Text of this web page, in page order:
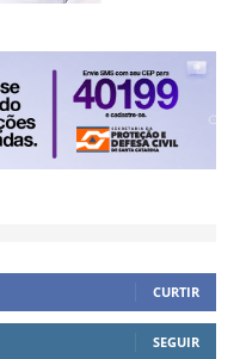
CURTIR
SEGUIR